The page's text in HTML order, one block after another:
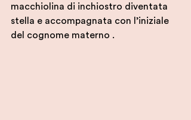
macchiolina di inchiostro diventata
stella e accompagnata con l’iniziale
del cognome materno .